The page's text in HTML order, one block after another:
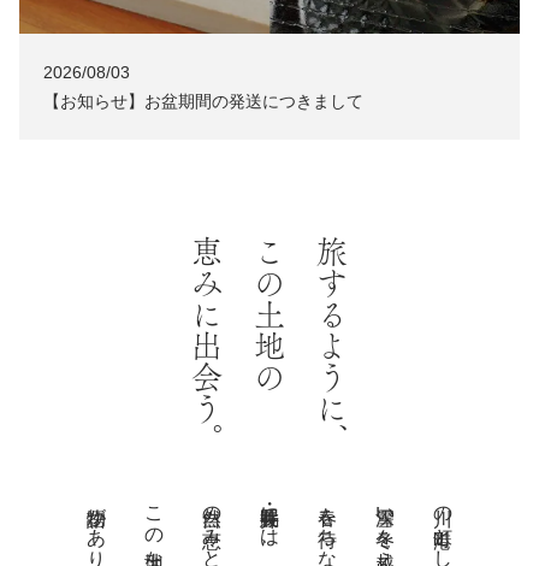
NEWS
2026/08/03
【お知らせ】お盆期間の発送につきまして
旅するように、
この土地の
恵みに出会う。
雪深い冬を越え、
長井・置賜には、